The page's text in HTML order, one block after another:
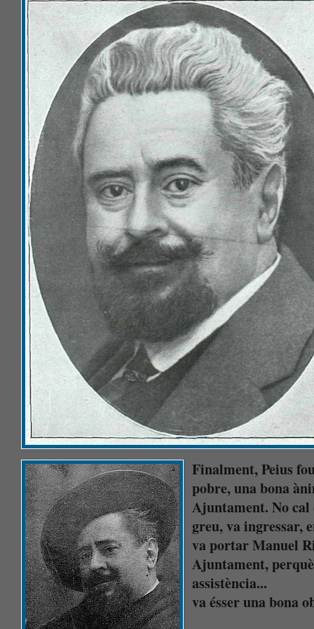
Finalment, Peius
pobre, una bona
Ajuntament. No
greu, va ingressar,
va portar Manuel
Ajuntament,
assistència...
va ésser una bona